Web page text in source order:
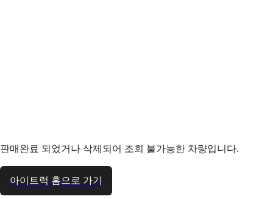
판매완료 되었거나 삭제되어 조회 불가능한 차량입니다.
아이트럭 홈으로 가기